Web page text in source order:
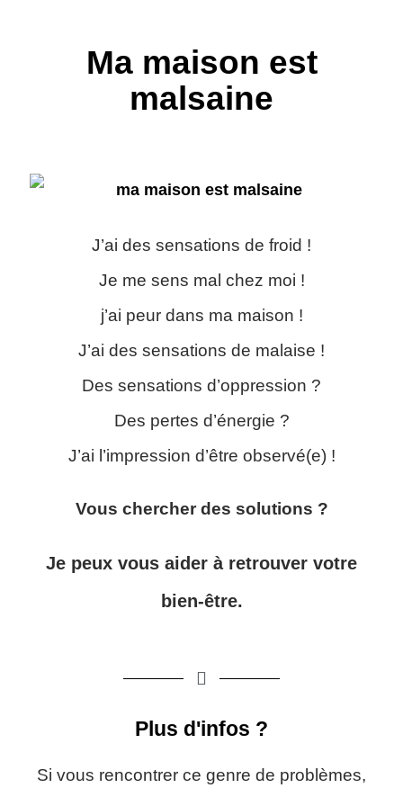
Ma maison est
malsaine
J’ai des sensations de froid !
Je me sens mal chez moi !
j’ai peur dans ma maison !
J’ai des sensations de malaise !
Des sensations d’oppression ?
Des pertes d’énergie ?
J’ai l’impression d’être observé(e) !
Vous chercher des solutions ?
Je peux vous aider à retrouver votre
bien-être.
Plus d'infos ?
Si vous rencontrer ce genre de problèmes,